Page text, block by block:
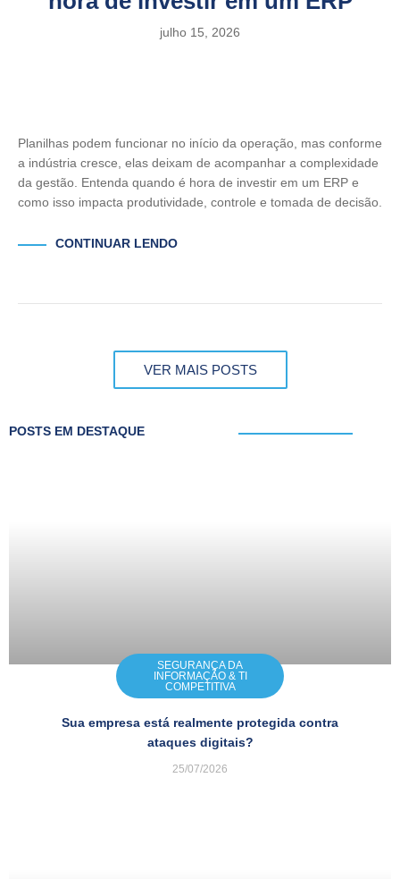
julho 15, 2026
Planilhas podem funcionar no início da operação, mas conforme
a indústria cresce, elas deixam de acompanhar a complexidade
da gestão. Entenda quando é hora de investir em um ERP e
como isso impacta produtividade, controle e tomada de decisão.
CONTINUAR LENDO
VER MAIS POSTS
POSTS EM DESTAQUE
SEGURANÇA DA
INFORMAÇÃO & TI
COMPETITIVA
Sua empresa está realmente protegida contra
ataques digitais?
25/07/2026